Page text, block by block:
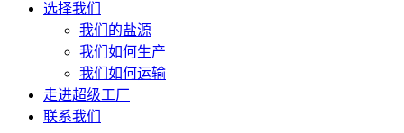
选择我们
我们的盐源
我们如何生产
我们如何运输
走进超级工厂
联系我们